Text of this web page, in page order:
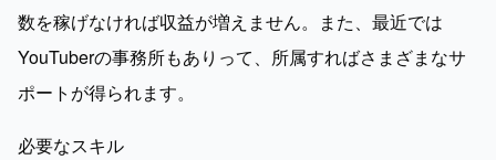
数を稼げなければ収益が増えません。また、最近では
YouTuberの事務所もありって、所属すればさまざまなサ
ポートが得られます。
必要なスキル